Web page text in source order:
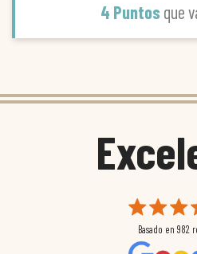
4 Puntos que
Basado en 982